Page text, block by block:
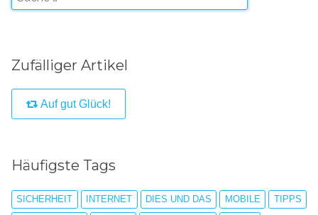
Zufälliger Artikel
Auf gut Glück!
Häufigste Tags
SICHERHEIT INTERNET DIES UND DAS MOBILE TIPPS